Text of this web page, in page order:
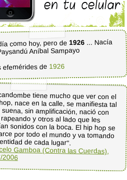
como hoy, pero de 1926 ... Nacía
Aníbal Sampayo
efemérides de 1926
tiene mucho que ver con el
nace en la calle, se manifiesta tal
suena, sin amplificación, nació con
rapeando y otros al lado que les
sonidos con la boca. El hip hop se
por todo el mundo y va tomando
de cada lugar".
Gamboa (Contra las Cuerdas),
2006